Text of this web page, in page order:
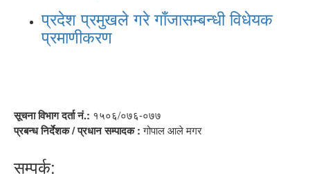
प्रदेश प्रमुखले गरे गाँजासम्बन्धी विधेयक
प्रमाणीकरण
सूचना विभाग दर्ता नं.: १५०६/०७६-०७७
प्रबन्ध निर्देशक / प्रधान सम्पादक :गोपाल आले मगर
सम्पर्क: